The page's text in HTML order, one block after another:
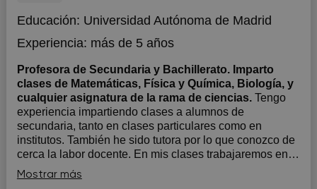
Educación: Universidad Autónoma de Madrid
Experiencia: más de 5 años
Profesora de Secundaria y Bachillerato. Imparto
clases de Matemáticas, Física y Química, Biología, y
cualquier asignatura de la rama de ciencias. Tengo
experiencia impartiendo clases a alumnos de
secundaria, tanto en clases particulares como en
institutos. También he sido tutora por lo que conozco de
cerca la labor docente. En mis clases trabajaremos en
función de las necesidades del alumno; centrándonos
en la realización de ejercicios y act...
Mostrar más